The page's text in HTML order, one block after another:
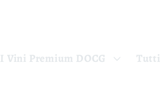
I Vini Premium DOCG